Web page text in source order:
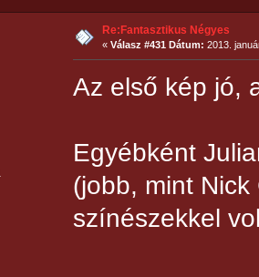
Re:Fantasztikus Négyes
«Válasz #431 Dátum: 2013.
Az első kép jó,
Egyébként
(jobb, mint
színészekkel